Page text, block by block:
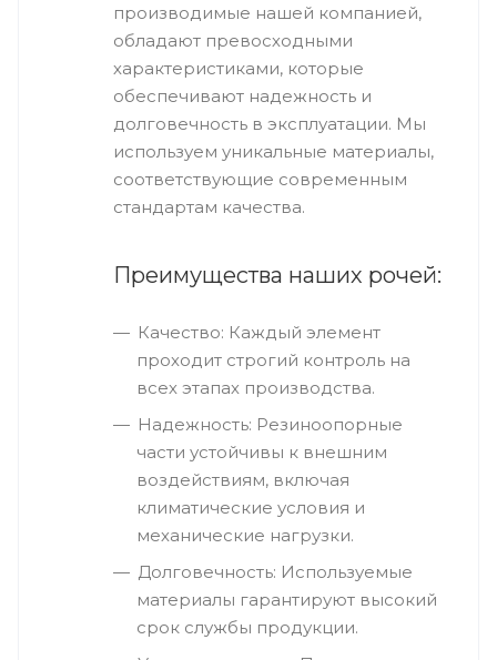
производимые нашей компанией,
обладают превосходными
характеристиками, которые
обеспечивают надежность и
долговечность в эксплуатации. Мы
используем уникальные материалы,
соответствующие современным
стандартам качества.
Преимущества наших рочей:
Качество: Каждый элемент
проходит строгий контроль на
всех этапах производства.
Надежность: Резиноопорные
части устойчивы к внешним
воздействиям, включая
климатические условия и
механические нагрузки.
Долговечность: Используемые
материалы гарантируют высокий
срок службы продукции.